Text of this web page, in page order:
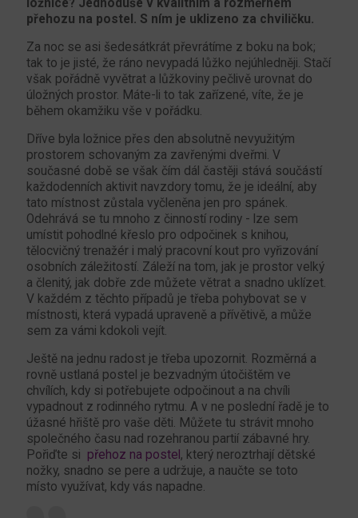
ložnice? Jednoduše v kvalitním a rozměrném
přehozu na postel. S ním je uklizeno za chviličku.
Za noc se asi šedesátkrát převrátíme z boku na bok;
tak to je jisté, že ráno nevypadá lůžko nejúhledněji. Stačí
však pořádně vyvětrat a lůžkoviny pečlivě urovnat do
úložných prostor. Máte-li to tak zařízené, víte, že je
během okamžiku vše v pořádku.
Dříve byla ložnice přes den absolutně nevyužitým
prostorem schovaným za zavřenými dveřmi. V
současné době se však čím dál častěji stává součástí
každodenních aktivit navzdory tomu, že je ideální, aby
tato místnost zůstala vyčleněna jen pro spánek.
Odehrává se tu mnoho z činností rodiny - lze sem
umístit pohodlné křeslo pro odpočinek s knihou,
tělocvičný trenažér i malý pracovní kout pro vyřizování
osobních záležitostí. Záleží na tom, jak je prostor velký
a členitý, jak dobře zde můžete větrat a snadno uklízet.
V každém z těchto případů je třeba pohybovat se v
místnosti, která vypadá upraveně a přívětivě, a může
sem za vámi kdokoli vejít.
Ještě na jednu radost je třeba upozornit. Rozměrná a
rovně ustlaná postel je bezvadným útočištěm ve
chvílích, kdy si potřebujete odpočinout a na chvíli
vypadnout z rodinného rytmu. A v ne poslední řadě je to
úžasné hřiště pro vaše děti. Můžete tu strávit mnoho
společného času nad rozehranou partií zábavné hry.
Pořiďte si přehoz na postel , který neroztrhají dětské
nožky, snadno se pere a udržuje, a naučte se toto
místo využívat, kdy vás napadne.